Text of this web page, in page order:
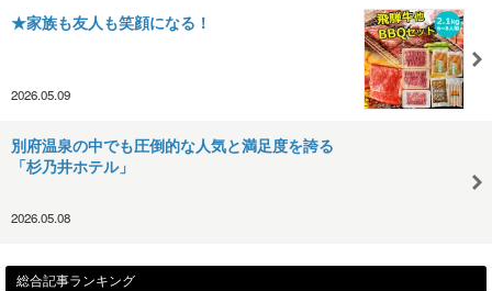
★家族も友人も笑顔になる！
2026.05.09
別府温泉の中でも圧倒的な人気と満足度を誇る
「杉乃井ホテル」
2026.05.08
総合記事ランキング